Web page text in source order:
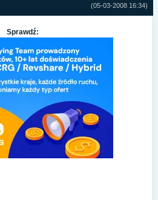
(05-03-2008 16:34)
Sprawdź: